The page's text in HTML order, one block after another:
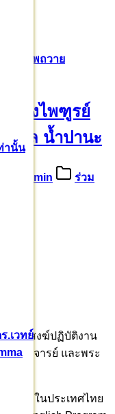
านั้น
.เวทย์
จ้าภาพถวาย
ลืองไพฑูรย์
เพล น้ำปานะ
admin
ร่วม
ะ พระสงฆ์ปฏิบัติงาน
วชิราจารย์ และพระ
ป
งแรกในประเทศไทย